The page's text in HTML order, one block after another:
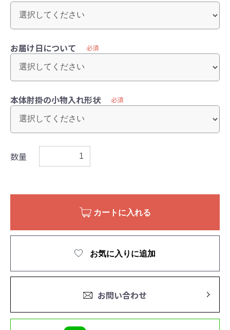
お届け日について 必須
本体肘掛の小物入れ形状 必須
数量
カートに入れる
お気に入りに追加
お問い合わせ